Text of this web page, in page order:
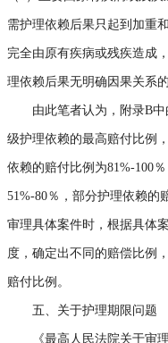
需护理依赖后果只起到加重
完全由原有疾病或残疾造成
理依赖后果无明确因果关系
由此笔者认为，附录B中
级护理依赖的最高赔付比例
依赖的赔付比例为81%-100
51%-80％，部分护理依赖的
审理具体案件时，根据具体
度，确定出不同的赔偿比例
赔付比例。
五、关于护理期限问题
《最高人民法院关于审理